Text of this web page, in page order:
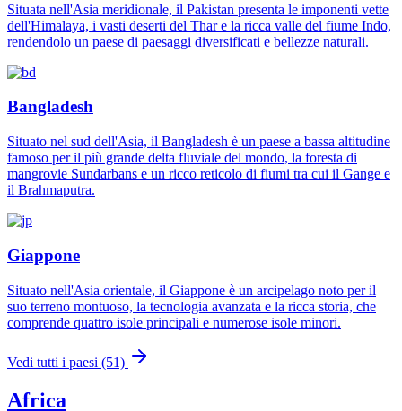
Situata nell'Asia meridionale, il Pakistan presenta le imponenti vette
dell'Himalaya, i vasti deserti del Thar e la ricca valle del fiume Indo,
rendendolo un paese di paesaggi diversificati e bellezze naturali.
Bangladesh
Situato nel sud dell'Asia, il Bangladesh è un paese a bassa altitudine
famoso per il più grande delta fluviale del mondo, la foresta di
mangrovie Sundarbans e un ricco reticolo di fiumi tra cui il Gange e
il Brahmaputra.
Giappone
Situato nell'Asia orientale, il Giappone è un arcipelago noto per il
suo terreno montuoso, la tecnologia avanzata e la ricca storia, che
comprende quattro isole principali e numerose isole minori.
Vedi tutti i paesi (51)
Africa